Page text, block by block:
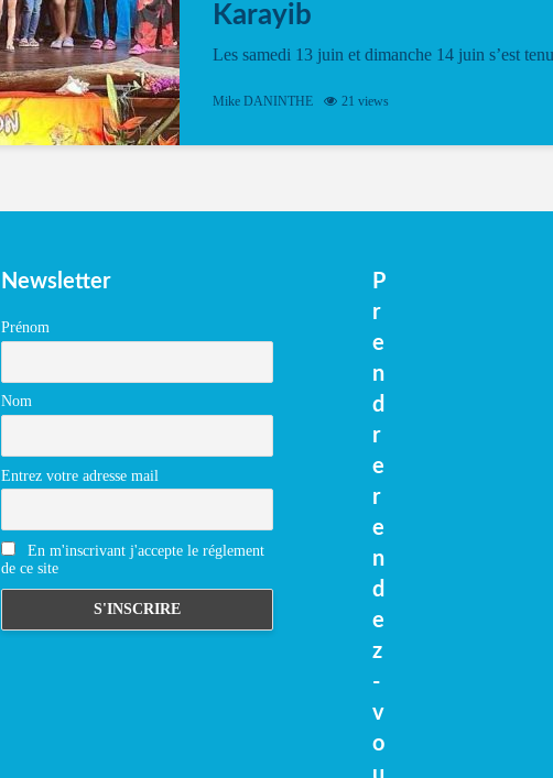
Karayib
Les samedi 13 juin et dimanche 14 juin s’est tenu
vibrant à Pierrot Narouman, organisé par
spectacle de fin d’année, présenté à la salle...
Mike DANINTHE 21 views
Newsletter
Prénom
Nom
Entrez votre adresse mail
En m'inscrivant j'accepte le réglement
de ce site
P
r
e
n
d
r
e
r
e
n
d
e
z
-
v
o